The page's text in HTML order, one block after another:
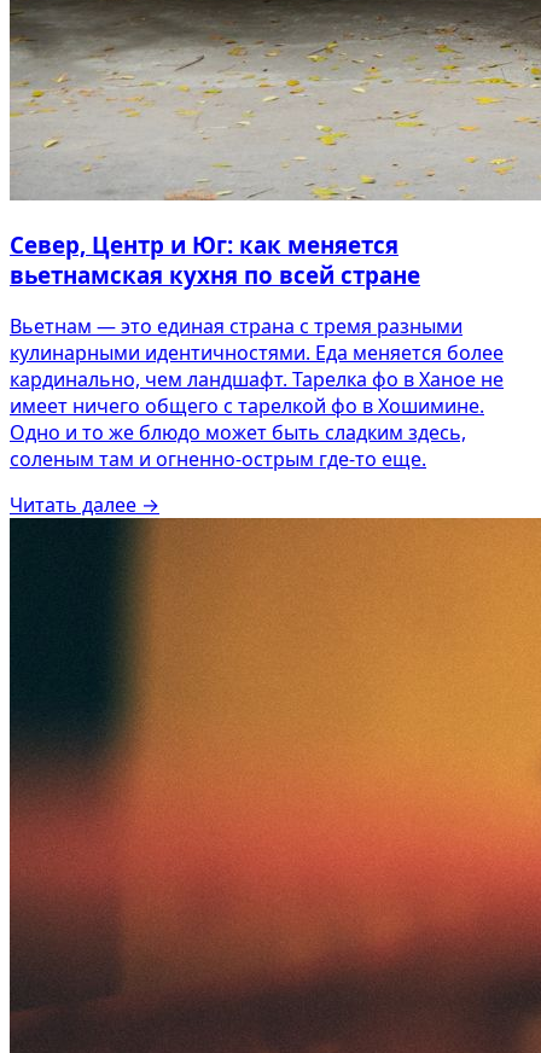
Север, Центр и Юг: как меняется
вьетнамская кухня по всей стране
Вьетнам — это единая страна с тремя разными
кулинарными идентичностями. Еда меняется более
кардинально, чем ландшафт. Тарелка фо в Ханое не
имеет ничего общего с тарелкой фо в Хошимине.
Одно и то же блюдо может быть сладким здесь,
соленым там и огненно-острым где-то еще.
Читать далее →